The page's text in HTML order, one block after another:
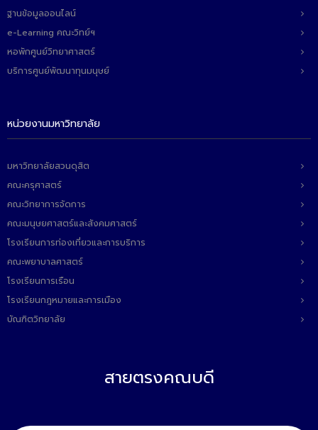
ฐานข้อมูลออนไลน์
e-Learning คณะวิทย์ฯ
หอพักศูนย์วิทยาศาสตร์
บริการศูนย์พัฒนาทุนมนุษย์
หน่วยงานมหาวิทยาลัย
มหาวิทยาลัยสวนดุสิต
คณะครุศาสตร์
คณะวิทยาการจัดการ
คณะมนุษยศาสตร์และสังคมศาสตร์
โรงเรียนการท่องเที่ยวและการบริการ
คณะพยาบาลศาสตร์
โรงเรียนการเรือน
โรงเรียนกฎหมายและการเมือง
บัณฑิตวิทยาลัย
สายตรงคณบดี